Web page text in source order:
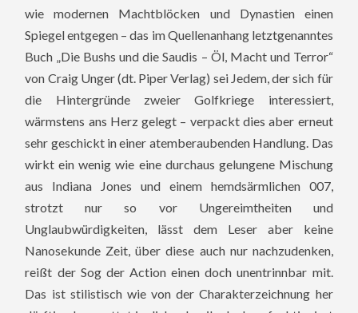
wie modernen Machtblöcken und Dynastien einen
Spiegel entgegen – das im Quellenanhang letztgenanntes
Buch „Die Bushs und die Saudis – Öl, Macht und Terror“
von Craig Unger (dt. Piper Verlag) sei Jedem, der sich für
die Hintergründe zweier Golfkriege interessiert,
wärmstens ans Herz gelegt – verpackt dies aber erneut
sehr geschickt in einer atemberaubenden Handlung. Das
wirkt ein wenig wie eine durchaus gelungene Mischung
aus Indiana Jones und einem hemdsärmlichen 007,
strotzt nur so vor Ungereimtheiten und
Unglaubwürdigkeiten, lässt dem Leser aber keine
Nanosekunde Zeit, über diese auch nur nachzudenken,
reißt der Sog der Action einen doch unentrinnbar mit.
Das ist stilistisch wie von der Charakterzeichnung her